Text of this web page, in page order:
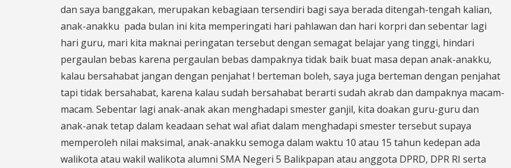
dan saya banggakan, merupakan kebagiaan tersendiri bagi saya berada ditengah-tengah kalian,
anak-anakku pada bulan ini kita memperingati hari pahlawan dan hari korpri dan sebentar lagi
hari guru, mari kita maknai peringatan tersebut dengan semagat belajar yang tinggi, hindari
pergaulan bebas karena pergaulan bebas dampaknya tidak baik buat masa depan anak-anakku,
kalau bersahabat jangan dengan penjahat ! berteman boleh, saya juga berteman dengan penjahat
tapi tidak bersahabat, karena kalau sudah bersahabat berarti sudah akrab dan dampaknya macam-
macam. Sebentar lagi anak-anak akan menghadapi smester ganjil, kita doakan guru-guru dan
anak-anak tetap dalam keadaan sehat wal afiat dalam menghadapi smester tersebut supaya
memperoleh nilai maksimal, anak-anakku semoga dalam waktu 10 atau 15 tahun kedepan ada
walikota atau wakil walikota alumni SMA Negeri 5 Balikpapan atau anggota DPRD, DPR RI serta